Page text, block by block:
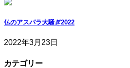
仏のアスパラ大騒ぎ2022
2022年3月23日
カテゴリー